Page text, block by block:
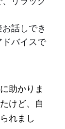
話しでき
ドバイスで
助かりま
けど、自
れまし